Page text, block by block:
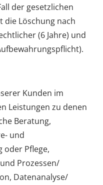
der gesetzlichen
Löschung nach
(6 Jahre) und
Kunden im
Leistungen zu denen
Beratung,
und
oder Pflege,
Prozessen/
Datenanalyse/